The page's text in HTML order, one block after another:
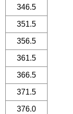
346.5
351.5
356.5
361.5
366.5
371.5
376.0